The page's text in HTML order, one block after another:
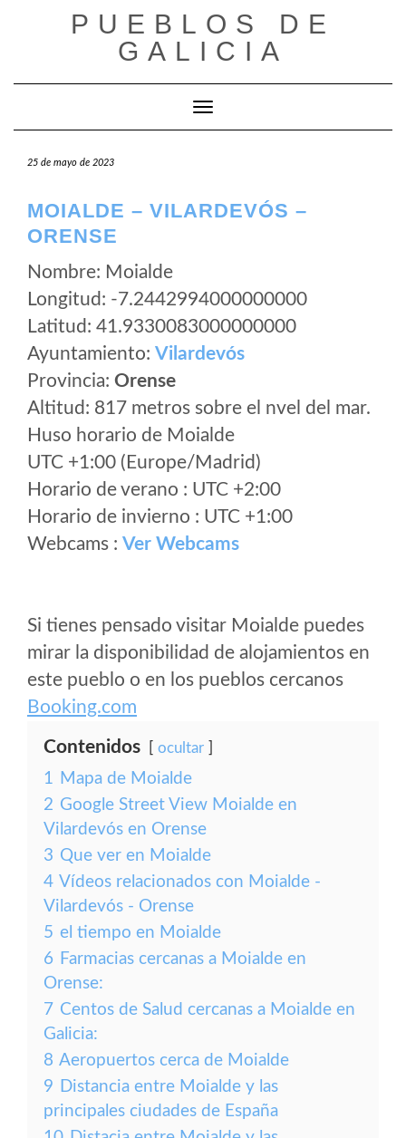
PUEBLOS DE
GALICIA
Cambiar modo de navegación
25 de mayo de 2023
MOIALDE – VILARDEVÓS –
ORENSE
Nombre: Moialde
Longitud: -7.2442994000000000
Latitud: 41.9330083000000000
Ayuntamiento: Vilardevós
Provincia: Orense
Altitud: 817 metros sobre el nvel del mar.
Huso horario de Moialde
UTC +1:00 (Europe/Madrid)
Horario de verano : UTC +2:00
Horario de invierno : UTC +1:00
Webcams : Ver Webcams
Si tienes pensado visitar Moialde puedes
mirar la disponibilidad de alojamientos en
este pueblo o en los pueblos cercanos
Booking.com
Contenidos ocultar
1 Mapa de Moialde
2 Google Street View Moialde en
Vilardevós en Orense
3 Que ver en Moialde
4 Vídeos relacionados con Moialde -
Vilardevós - Orense
5 el tiempo en Moialde
6 Farmacias cercanas a Moialde en
Orense:
7 Centos de Salud cercanas a Moialde en
Galicia:
8 Aeropuertos cerca de Moialde
9 Distancia entre Moialde y las
principales ciudades de España